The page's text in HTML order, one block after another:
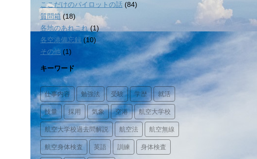
ここだけのパイロットの話 (84)
質問箱 (18)
各地のあれこれ(1)
各空港備忘録 (10)
その他 (1)
キーワード
仕事内容 勉強法 受験 学歴 就活
技量 採用 気象 空港 航空大学校
航空大学校過去問解説 航空法 航空無線
航空身体検査 英語 訓練 身体検査